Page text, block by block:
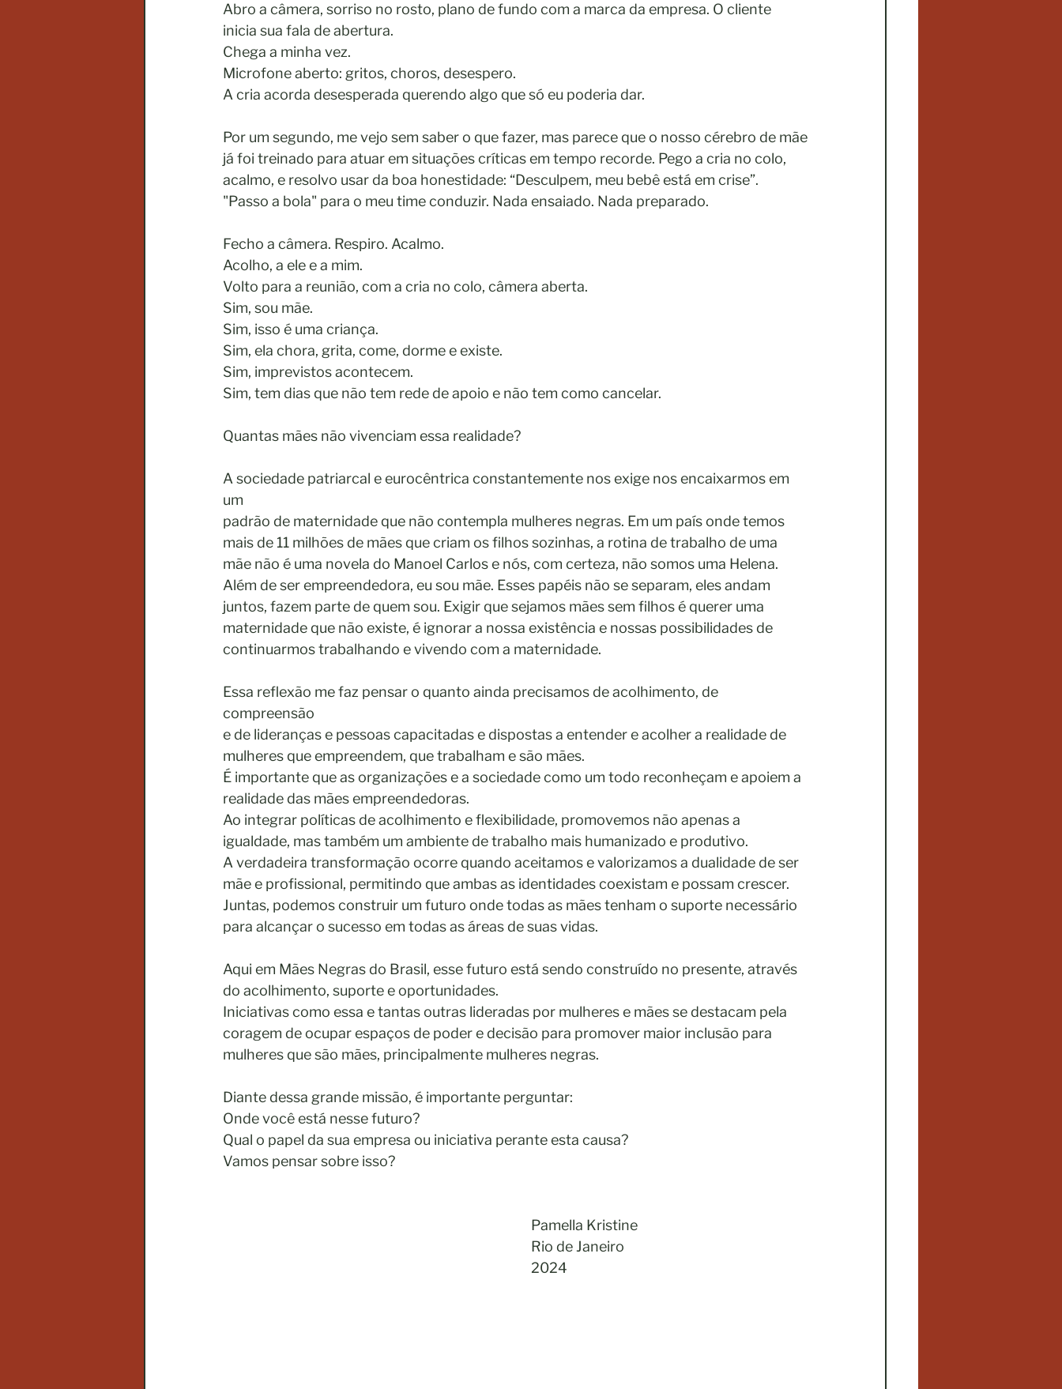
Abro a câmera, sorriso no rosto, plano de fundo com a marca da empresa. O cliente
inicia sua fala de abertura.
Chega a minha vez.
Microfone aberto: gritos, choros, desespero.
A cria acorda desesperada querendo algo que só eu poderia dar.
Por um segundo, me vejo sem saber o que fazer, mas parece que o nosso cérebro de mãe
já foi treinado para atuar em situações críticas em tempo recorde. Pego a cria no colo,
acalmo, e resolvo usar da boa honestidade: “Desculpem, meu bebê está em crise”.
"Passo a bola" para o meu time conduzir. Nada ensaiado. Nada preparado.
Fecho a câmera. Respiro. Acalmo.
Acolho, a ele e a mim.
Volto para a reunião, com a cria no colo, câmera aberta.
Sim, sou mãe.
Sim, isso é uma criança.
Sim, ela chora, grita, come, dorme e existe.
Sim, imprevistos acontecem.
Sim, tem dias que não tem rede de apoio e não tem como cancelar.
Quantas mães não vivenciam essa realidade?
A sociedade patriarcal e eurocêntrica constantemente nos exige nos encaixarmos em
um
padrão de maternidade que não contempla mulheres negras. Em um país onde temos
mais de 11 milhões de mães que criam os filhos sozinhas, a rotina de trabalho de uma
mãe não é uma novela do Manoel Carlos e nós, com certeza, não somos uma Helena.
Além de ser empreendedora, eu sou mãe. Esses papéis não se separam, eles andam
juntos, fazem parte de quem sou. Exigir que sejamos mães sem filhos é querer uma
maternidade que não existe, é ignorar a nossa existência e nossas possibilidades de
continuarmos trabalhando e vivendo com a maternidade.
Essa reflexão me faz pensar o quanto ainda precisamos de acolhimento, de
compreensão
e de lideranças e pessoas capacitadas e dispostas a entender e acolher a realidade de
mulheres que empreendem, que trabalham e são mães.
É importante que as organizações e a sociedade como um todo reconheçam e apoiem a
realidade das mães empreendedoras.
Ao integrar políticas de acolhimento e flexibilidade, promovemos não apenas a
igualdade, mas também um ambiente de trabalho mais humanizado e produtivo.
A verdadeira transformação ocorre quando aceitamos e valorizamos a dualidade de ser
mãe e profissional, permitindo que ambas as identidades coexistam e possam crescer.
Juntas, podemos construir um futuro onde todas as mães tenham o suporte necessário
para alcançar o sucesso em todas as áreas de suas vidas.
Aqui em Mães Negras do Brasil, esse futuro está sendo construído no presente, através
do acolhimento, suporte e oportunidades.
Iniciativas como essa e tantas outras lideradas por mulheres e mães se destacam pela
coragem de ocupar espaços de poder e decisão para promover maior inclusão para
mulheres que são mães, principalmente mulheres negras.
Diante dessa grande missão, é importante perguntar:
Onde você está nesse futuro?
Qual o papel da sua empresa ou iniciativa perante esta causa?
Vamos pensar sobre isso?
Pamella Kristine
Rio de Janeiro
2024